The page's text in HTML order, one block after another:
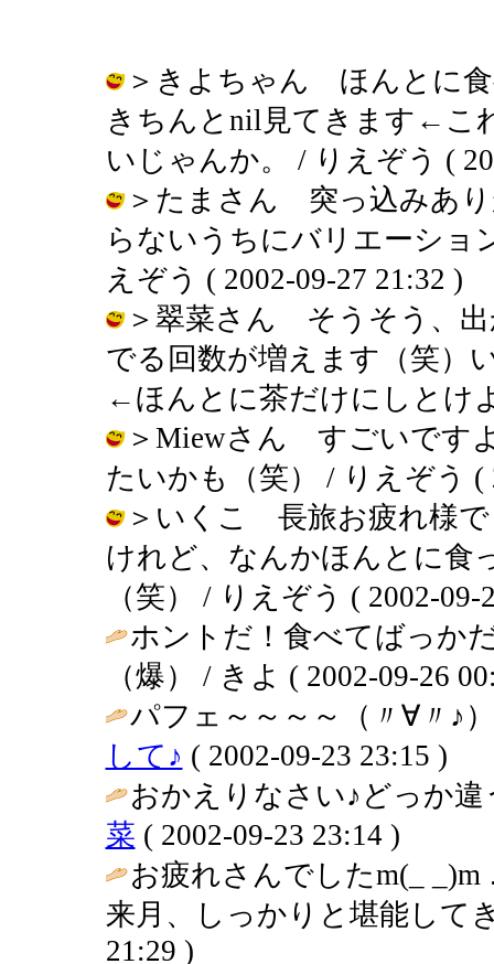
＞きよちゃん ほんとに食
きちんとnil見てきます←こ
いじゃんか。 / りえぞう (
＞たまさん 突っ込みあ
らないうちにバリエーショ
えぞう ( 2002-09-27 21:32 )
＞翠菜さん そうそう、出
でる回数が増えます（笑）
←ほんとに茶だけにしとけ
＞Miewさん すごいです
たいかも（笑） / りえぞう (
＞いくこ 長旅お疲れ様
けれど、なんかほんとに食
（笑） / りえぞう ( 2002-09-
ホントだ！食べてばっか
（爆） / きよ ( 2002-09-26
パフェ～～～～（〃∀〃♪
して♪ ( 2002-09-23 23:15 )
おかえりなさい♪どっか
菜 ( 2002-09-23 23:14 )
お疲れさんでしたm(_
来月、しっかりと堪能して
21:29 )